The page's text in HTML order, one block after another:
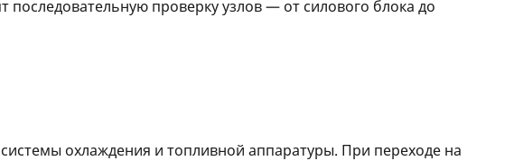
проверку узлов — от силового блока до
охлаждения и топливной аппаратуры. При переходе на